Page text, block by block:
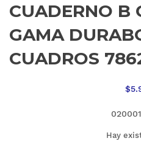
CUADERNO B
GAMA
CUADROS
$
Hay